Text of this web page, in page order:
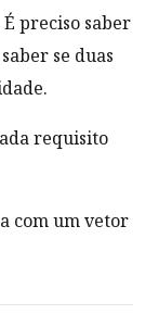
preciso saber
se duas
requisito
com um vetor